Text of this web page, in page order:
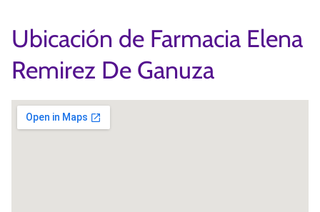
Ubicación de Farmacia Elena
Remirez De Ganuza